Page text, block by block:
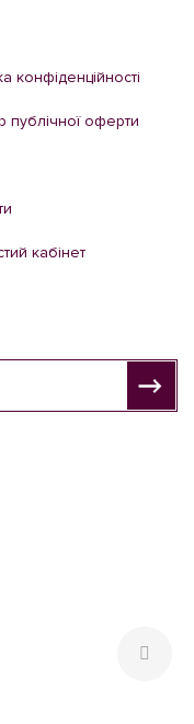
конфіденційності
публічної оферти
кабінет